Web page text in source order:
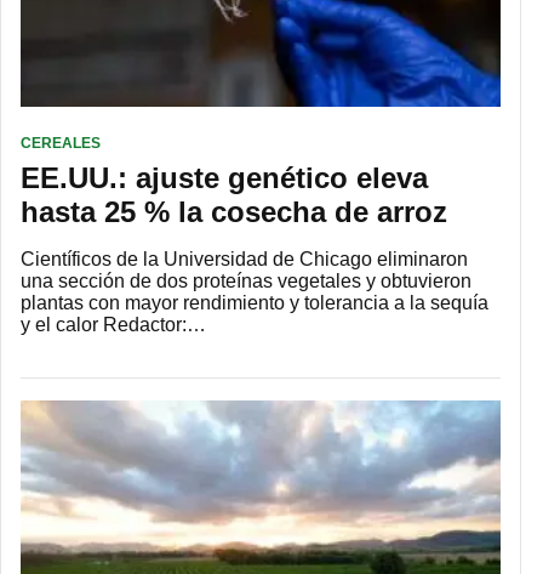
CEREALES
EE.UU.: ajuste genético eleva
hasta 25 % la cosecha de arroz
Científicos de la Universidad de Chicago eliminaron
una sección de dos proteínas vegetales y obtuvieron
plantas con mayor rendimiento y tolerancia a la sequía
y el calor Redactor:…